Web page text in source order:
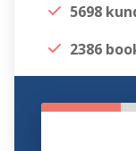
5698
2386